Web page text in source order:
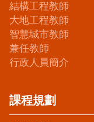
結構工程教師
大地工程教師
智慧城市教師
兼任教師
行政人員簡介
課程規劃